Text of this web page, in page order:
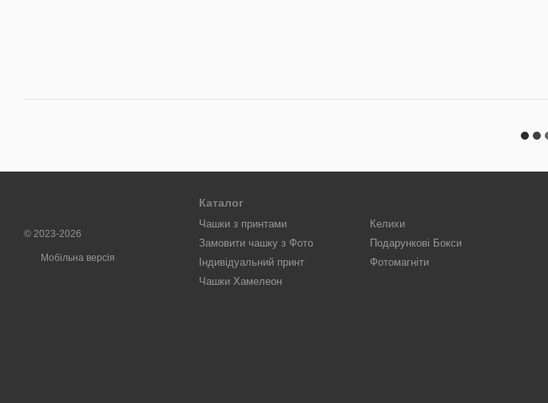
© 2023-2026
Мобільна версія
Каталог
Чашки з принтами
Замовити чашку з Фото
Індивідуальний принт
Чашки Хамелеон
Келихи
Подарункові Бокси
Фотомагніти